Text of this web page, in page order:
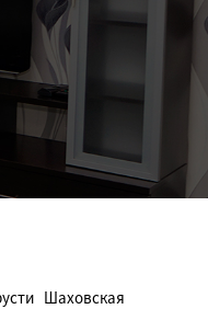
Шаховская